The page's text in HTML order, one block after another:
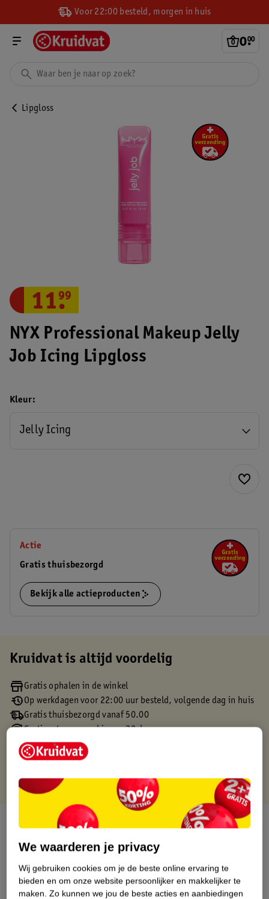
Voor 22:00 besteld, morgen in huis
0.
00
Lipgloss
NYX Professional Makeup Jelly
Job Icing Lipgloss
11.
99
Kleur
Jelly Icing
Actie
Gratis thuisbezorgd
Bekijk alle actieproducten
Kruidvat is altijd voordelig
Gratis ophalen in de winkel
Op werkdagen voor 22:00 uur besteld, volgende dag in huis
Gratis thuisbezorgd vanaf 50.00
Gratis retourneren binnen 30 dagen
Gratis punten met je Kruidvat kaart
Over dit product
Productinformatie
Etiketinformatie
We waarderen je privacy
Wij gebruiken cookies om je de beste online ervaring te
bieden en om onze website persoonlijker en makkelijker te
maken. Zo kunnen we jou de beste acties en aanbiedingen